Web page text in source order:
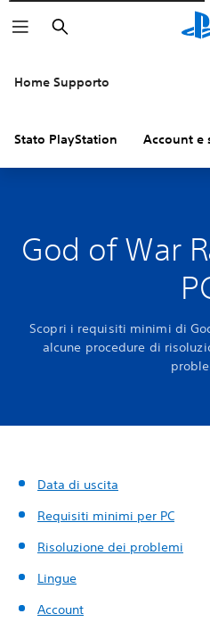
Cerca
Home Supporto
Stato PlayStation Account e
God of War
Scopri i requisiti minimi di
alcune procedure di
Data di uscita
Requisiti minimi per PC
Risoluzione dei problemi
Lingue
Account